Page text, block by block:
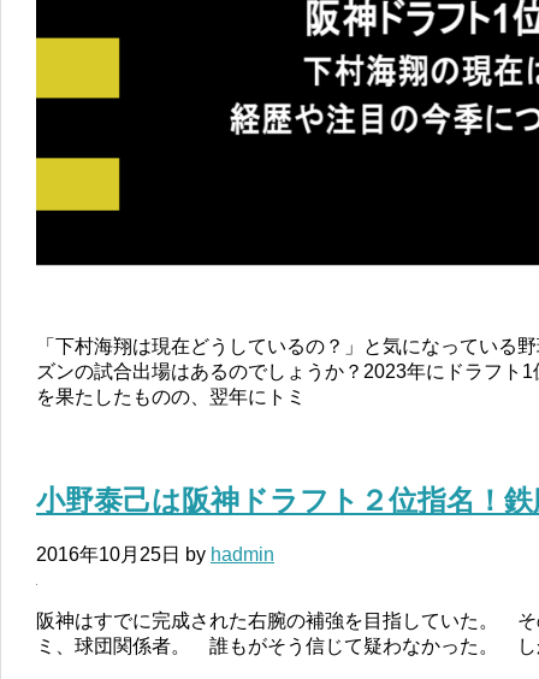
「下村海翔は現在どうしているの？」と気になっている
ズンの試合出場はあるのでしょうか？2023年にドラフト
を果たしたものの、翌年にトミ
小野泰己は阪神ドラフト２位指名！
2016年10月25日 by hadmin
阪神はすでに完成された右腕の補強を目指していた。
ミ、球団関係者。 誰もがそう信じて疑わなかった。 し